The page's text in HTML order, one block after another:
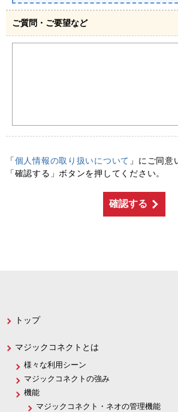
ご質問・ご要望など
「個人情報の取り扱いについて 」にご同意
「確認する」ボタンを押してください。
トップ
マジックコネクトとは
様々な利用シーン
マジックコネクトの強み
機能
マジックコネクト・ネオの管理機能